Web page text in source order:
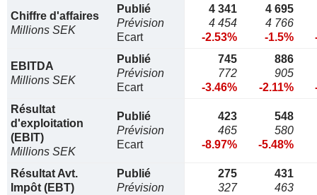
Chiffre d'affaires
Millions SEK
Publié
Prévision
Ecart
4 341
4 454
-2.53%
4 695
4 766
-1.5%
EBITDA
Millions SEK
Publié
Prévision
Ecart
745
772
-3.46%
886
905
-2.11%
Résultat
d'exploitation
(EBIT)
Millions SEK
Publié
Prévision
Ecart
423
465
-8.97%
548
580
-5.48%
Résultat Avt.
Impôt (EBT)
Publié
Prévision
275
327
431
463